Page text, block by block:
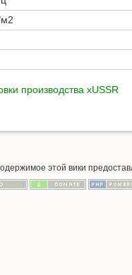
производства xUSSR
этой вики